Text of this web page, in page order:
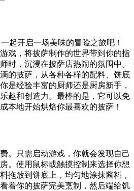
起开启一场美味的冒险之旅吧！
戏，将披萨制作的世界带到你的指
时，沉浸在披萨店热闹的氛围中。
的披萨，从各种各样的配料、饼底
是经验丰富的厨师还是厨房新手，
趣和创造力。最棒的是，它可以免
本地开始烘焙你最喜欢的披萨！
。只需启动游戏，你就会发现自己
。使用鼠标或触摸控制来选择你想
拖放到饼底上，均匀地涂抹酱料，
着你的披萨完美烹制，然后端给饥